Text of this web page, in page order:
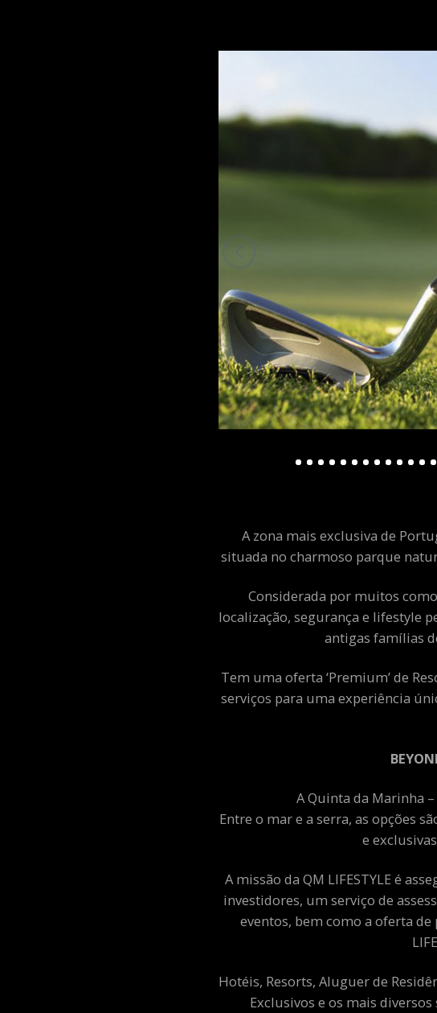
A zona mais exclusiva de
situada no charmoso parque
Considerada por muitos
localização, segurança e lifestyle
antigas famílias
Tem uma oferta ‘Premium’ de
serviços para uma experiência
A Quinta da Marinha
Entre o mar e a serra, as opções
e
A missão da QM LIFESTYLE é
investidores, um serviço de
eventos, bem como a oferta
Hotéis, Resorts, Aluguer de
Exclusivos e os mais